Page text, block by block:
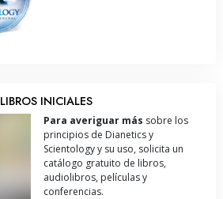
LIBROS INICIALES
Para averiguar más sobre los
principios de Dianetics y
Scientology y su uso, solicita un
catálogo gratuito de libros,
audiolibros, películas y
conferencias.